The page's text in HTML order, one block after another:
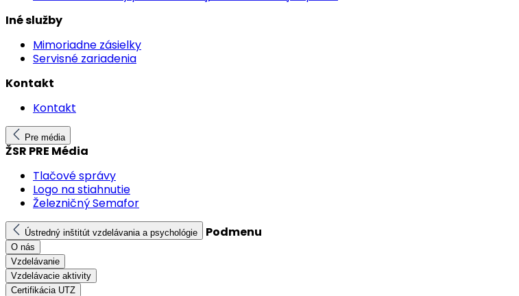
Iné služby
Mimoriadne zásielky
Servisné zariadenia
Kontakt
Kontakt
Pre média
ŽSR PRE Média
Tlačové správy
Logo na stiahnutie
Železničný Semafor
Ústredný inštitút vzdelávania a psychológie Podmenu
O nás
Vzdelávanie
Vzdelávacie aktivity
Certifikácia UTZ